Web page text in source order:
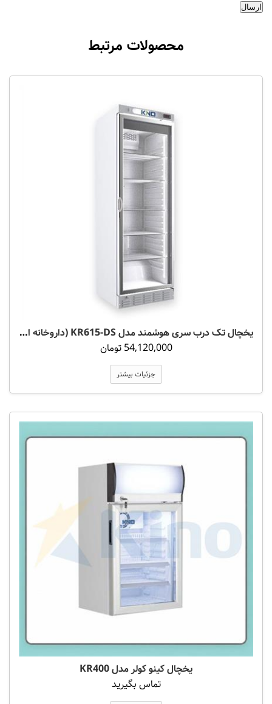
ارسال
محصولات مرتبط
یخچال تک درب سری هوشمند مدل KR615-DS (داروخانه ای)
54,120,000 تومان
جزئیات بیشتر
یخچال کینو کولر مدل KR400
تماس بگیرید